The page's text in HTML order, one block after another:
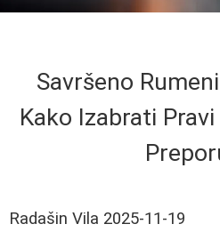
Savršeno
Kako Izabrati
Radašin Vila 2025-11-19